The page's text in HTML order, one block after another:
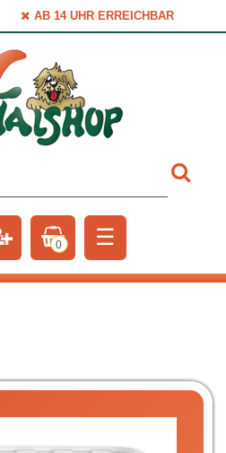
AB 14 UHR ERREICHBAR
0 ☰